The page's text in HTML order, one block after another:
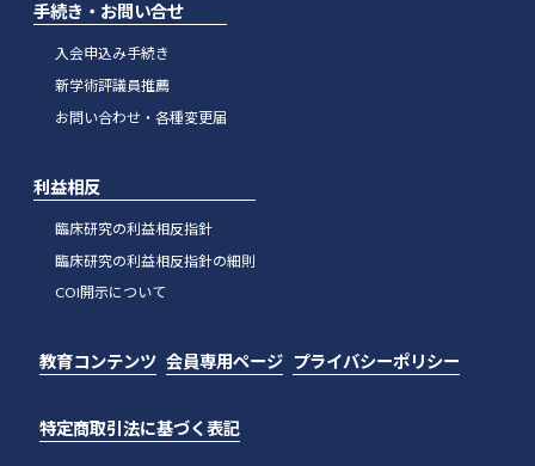
手続き・お問い合せ
入会申込み手続き
新学術評議員推薦
お問い合わせ・各種変更届
利益相反
臨床研究の利益相反指針
臨床研究の利益相反指針の細則
COI開示について
教育コンテンツ 会員専用ページ プライバシーポリシー
特定商取引法に基づく表記